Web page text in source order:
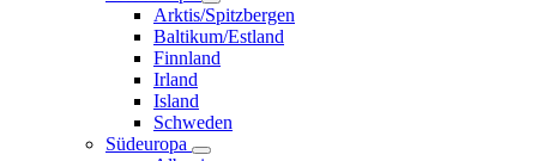
Arktis/Spitzbergen
Baltikum/Estland
Finnland
Irland
Island
Schweden
Südeuropa